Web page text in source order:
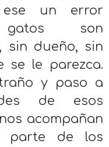
un error
son
sin dueño, sin
se le parezca.
y paso a
de esos
acompañan
parte de los